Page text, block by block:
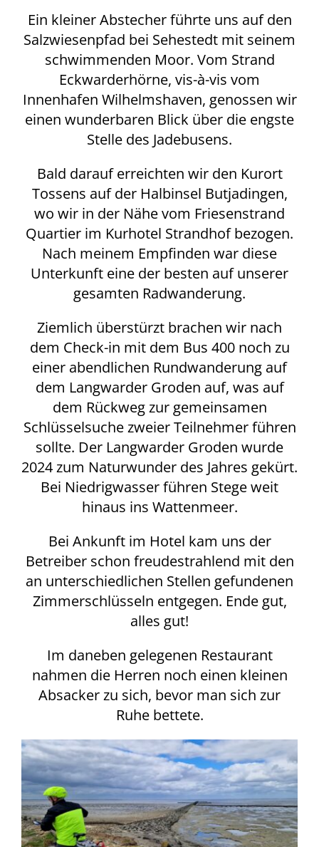
Ein kleiner Abstecher führte uns auf den
Salzwiesenpfad bei Sehestedt mit seinem
schwimmenden Moor. Vom Strand
Eckwarderhörne, vis-à-vis vom
Innenhafen Wilhelmshaven, genossen wir
einen wunderbaren Blick über die engste
Stelle des Jadebusens.
Bald darauf erreichten wir den Kurort
Tossens auf der Halbinsel Butjadingen,
wo wir in der Nähe vom Friesenstrand
Quartier im Kurhotel Strandhof bezogen.
Nach meinem Empfinden war diese
Unterkunft eine der besten auf unserer
gesamten Radwanderung.
Ziemlich überstürzt brachen wir nach
dem Check-in mit dem Bus 400 noch zu
einer abendlichen Rundwanderung auf
dem Langwarder Groden auf, was auf
dem Rückweg zur gemeinsamen
Schlüsselsuche zweier Teilnehmer führen
sollte. Der Langwarder Groden wurde
2024 zum Naturwunder des Jahres gekürt.
Bei Niedrigwasser führen Stege weit
hinaus ins Wattenmeer.
Bei Ankunft im Hotel kam uns der
Betreiber schon freudestrahlend mit den
an unterschiedlichen Stellen gefundenen
Zimmerschlüsseln entgegen. Ende gut,
alles gut!
Im daneben gelegenen Restaurant
nahmen die Herren noch einen kleinen
Absacker zu sich, bevor man sich zur
Ruhe bettete.